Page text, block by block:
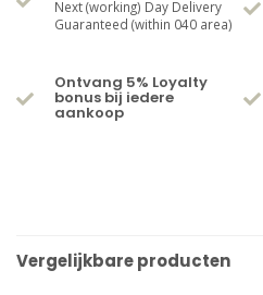
Next (working) Day Delivery
Guaranteed (within 040 area)
Ontvang 5% Loyalty
bonus bij iedere
aankoop
Vergelijkbare producten